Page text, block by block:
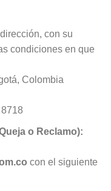
con su
condiciones en que
Colombia
o Reclamo):
con el siguiente